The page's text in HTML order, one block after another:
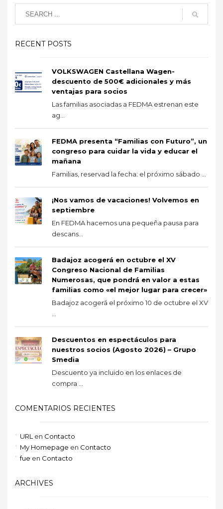
RECENT POSTS
VOLKSWAGEN Castellana Wagen-
descuento de 500€ adicionales y más
ventajas para socios
Las familias asociadas a FEDMA estrenan este
ag...
FEDMA presenta “Familias con Futuro”, un
congreso para cuidar la vida y educar el
mañana
Familias, reservad la fecha: el próximo sábado ...
¡Nos vamos de vacaciones! Volvemos en
septiembre
En FEDMA hacemos una pequeña pausa para
descans...
Badajoz acogerá en octubre el XV
Congreso Nacional de Familias
Numerosas, que pondrá en valor a estas
familias como «el mejor lugar para crecer»
Badajoz acogerá el próximo 10 de octubre el XV
...
Descuentos en espectáculos para
nuestros socios (Agosto 2026) – Grupo
Smedia
Descuento ya incluido en los enlaces de
compra ...
COMENTARIOS RECIENTES
URL en Contacto
My Homepage en Contacto
fue en Contacto
ARCHIVES